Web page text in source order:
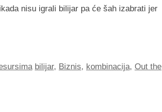
nisu igrali bilijar pa će šah izabrati jer
bilijar, Biznis, kombinacija, Out the